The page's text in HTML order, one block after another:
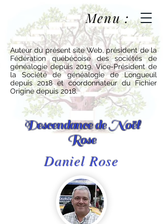
Menu :
Auteur du présent site Web, président de la
Fédération québécoise des sociétés de
généalogie depuis 2019, Vice-Président de
la Société de généalogie de Longueuil
depuis 2018 et coordonnateur du Fichier
Origine depuis 2018.
Descendance de Noël
Rose
Daniel Rose